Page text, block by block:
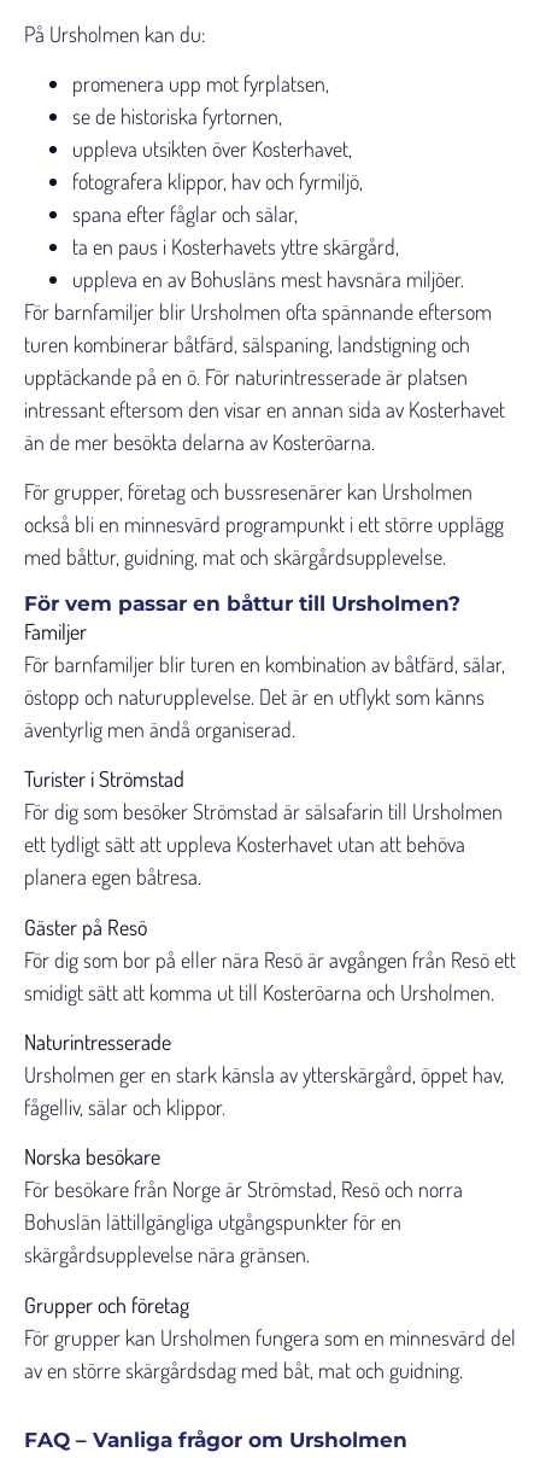
På Ursholmen kan du:
promenera upp mot fyrplatsen,
se de historiska fyrtornen,
uppleva utsikten över Kosterhavet,
fotografera klippor, hav och fyrmiljö,
spana efter fåglar och sälar,
ta en paus i Kosterhavets yttre skärgård,
uppleva en av Bohusläns mest havsnära miljöer.
För barnfamiljer blir Ursholmen ofta spännande eftersom
turen kombinerar båtfärd, sälspaning, landstigning och
upptäckande på en ö. För naturintresserade är platsen
intressant eftersom den visar en annan sida av Kosterhavet
än de mer besökta delarna av Kosteröarna.
För grupper, företag och bussresenärer kan Ursholmen
också bli en minnesvärd programpunkt i ett större upplägg
med båttur, guidning, mat och skärgårdsupplevelse.
För vem passar en båttur till Ursholmen?
Familjer
För barnfamiljer blir turen en kombination av båtfärd, sälar,
östopp och naturupplevelse. Det är en utflykt som känns
äventyrlig men ändå organiserad.
Turister i Strömstad
För dig som besöker Strömstad är sälsafarin till Ursholmen
ett tydligt sätt att uppleva Kosterhavet utan att behöva
planera egen båtresa.
Gäster på Resö
För dig som bor på eller nära Resö är avgången från Resö ett
smidigt sätt att komma ut till Kosteröarna och Ursholmen.
Naturintresserade
Ursholmen ger en stark känsla av ytterskärgård, öppet hav,
fågelliv, sälar och klippor.
Norska besökare
För besökare från Norge är Strömstad, Resö och norra
Bohuslän lättillgängliga utgångspunkter för en
skärgårdsupplevelse nära gränsen.
Grupper och företag
För grupper kan Ursholmen fungera som en minnesvärd del
av en större skärgårdsdag med båt, mat och guidning.
FAQ – Vanliga frågor om Ursholmen